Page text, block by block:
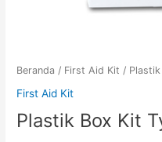
Beranda / First Aid Kit /
First Aid Kit
Plastik Box Kit